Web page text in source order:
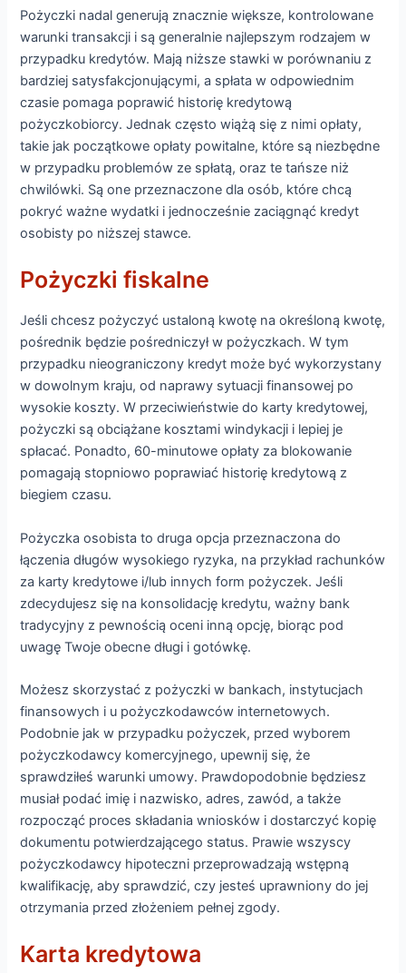
Pożyczki nadal generują znacznie większe, kontrolowane
warunki transakcji i są generalnie najlepszym rodzajem w
przypadku kredytów. Mają niższe stawki w porównaniu z
bardziej satysfakcjonującymi, a spłata w odpowiednim
czasie pomaga poprawić historię kredytową
pożyczkobiorcy. Jednak często wiążą się z nimi opłaty,
takie jak początkowe opłaty powitalne, które są niezbędne
w przypadku problemów ze spłatą, oraz te tańsze niż
chwilówki. Są one przeznaczone dla osób, które chcą
pokryć ważne wydatki i jednocześnie zaciągnąć kredyt
osobisty po niższej stawce.
Pożyczki fiskalne
Jeśli chcesz pożyczyć ustaloną kwotę na określoną kwotę,
pośrednik będzie pośredniczył w pożyczkach. W tym
przypadku nieograniczony kredyt może być wykorzystany
w dowolnym kraju, od naprawy sytuacji finansowej po
wysokie koszty. W przeciwieństwie do karty kredytowej,
pożyczki są obciążane kosztami windykacji i lepiej je
spłacać. Ponadto, 60-minutowe opłaty za blokowanie
pomagają stopniowo poprawiać historię kredytową z
biegiem czasu.
Pożyczka osobista to druga opcja przeznaczona do
łączenia długów wysokiego ryzyka, na przykład rachunków
za karty kredytowe i/lub innych form pożyczek. Jeśli
zdecydujesz się na konsolidację kredytu, ważny bank
tradycyjny z pewnością oceni inną opcję, biorąc pod
uwagę Twoje obecne długi i gotówkę.
Możesz skorzystać z pożyczki w bankach, instytucjach
finansowych i u pożyczkodawców internetowych.
Podobnie jak w przypadku pożyczek, przed wyborem
pożyczkodawcy komercyjnego, upewnij się, że
sprawdziłeś warunki umowy. Prawdopodobnie będziesz
musiał podać imię i nazwisko, adres, zawód, a także
rozpocząć proces składania wniosków i dostarczyć kopię
dokumentu potwierdzającego status. Prawie wszyscy
pożyczkodawcy hipoteczni przeprowadzają wstępną
kwalifikację, aby sprawdzić, czy jesteś uprawniony do jej
otrzymania przed złożeniem pełnej zgody.
Karta kredytowa